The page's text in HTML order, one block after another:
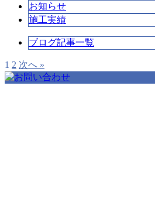
お知らせ
施工実績
ブログ記事一覧
1 2 次へ »